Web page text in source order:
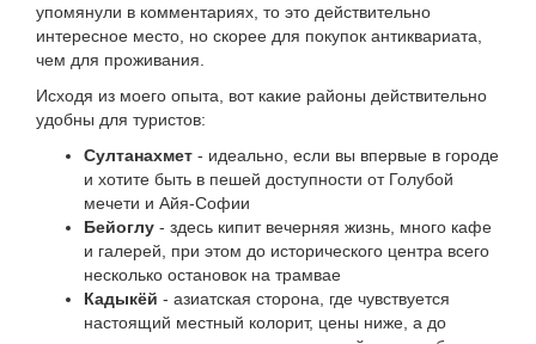
упомянули в комментариях, то это действительно
интересное место, но скорее для покупок антиквариата,
чем для проживания.
Исходя из моего опыта, вот какие районы действительно
удобны для туристов:
Султанахмет - идеально, если вы впервые в городе
и хотите быть в пешей доступности от Голубой
мечети и Айя-Софии
Бейоглу - здесь кипит вечерняя жизнь, много кафе
и галерей, при этом до исторического центра всего
несколько остановок на трамвае
Кадыкёй - азиатская сторона, где чувствуется
настоящий местный колорит, цены ниже, а до